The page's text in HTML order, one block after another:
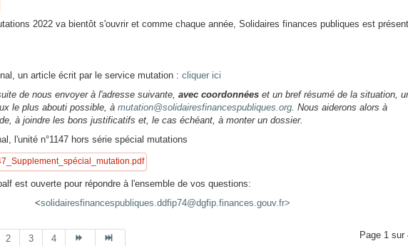
2022 va bientôt s'ouvrir et comme chaque année, Solidaires finances publiques est présent
un article écrit par le service mutation : cliquer ici
de nous envoyer à l'adresse suivante, avec coordonnées et un bref résumé de la situation,
le plus abouti possible, à mutation@solidairesfinancespubliques.org. Nous aiderons alors à
à joindre les bons justificatifs et, le cas échéant, à monter un dossier.
l'unité n°1147 hors série spécial mutations
est ouverte pour répondre à l'ensemble de vos questions:
<solidairesfinancespubliques.ddfip74@dgfip.finances.gouv.fr>
Page 1 sur
2 3 4